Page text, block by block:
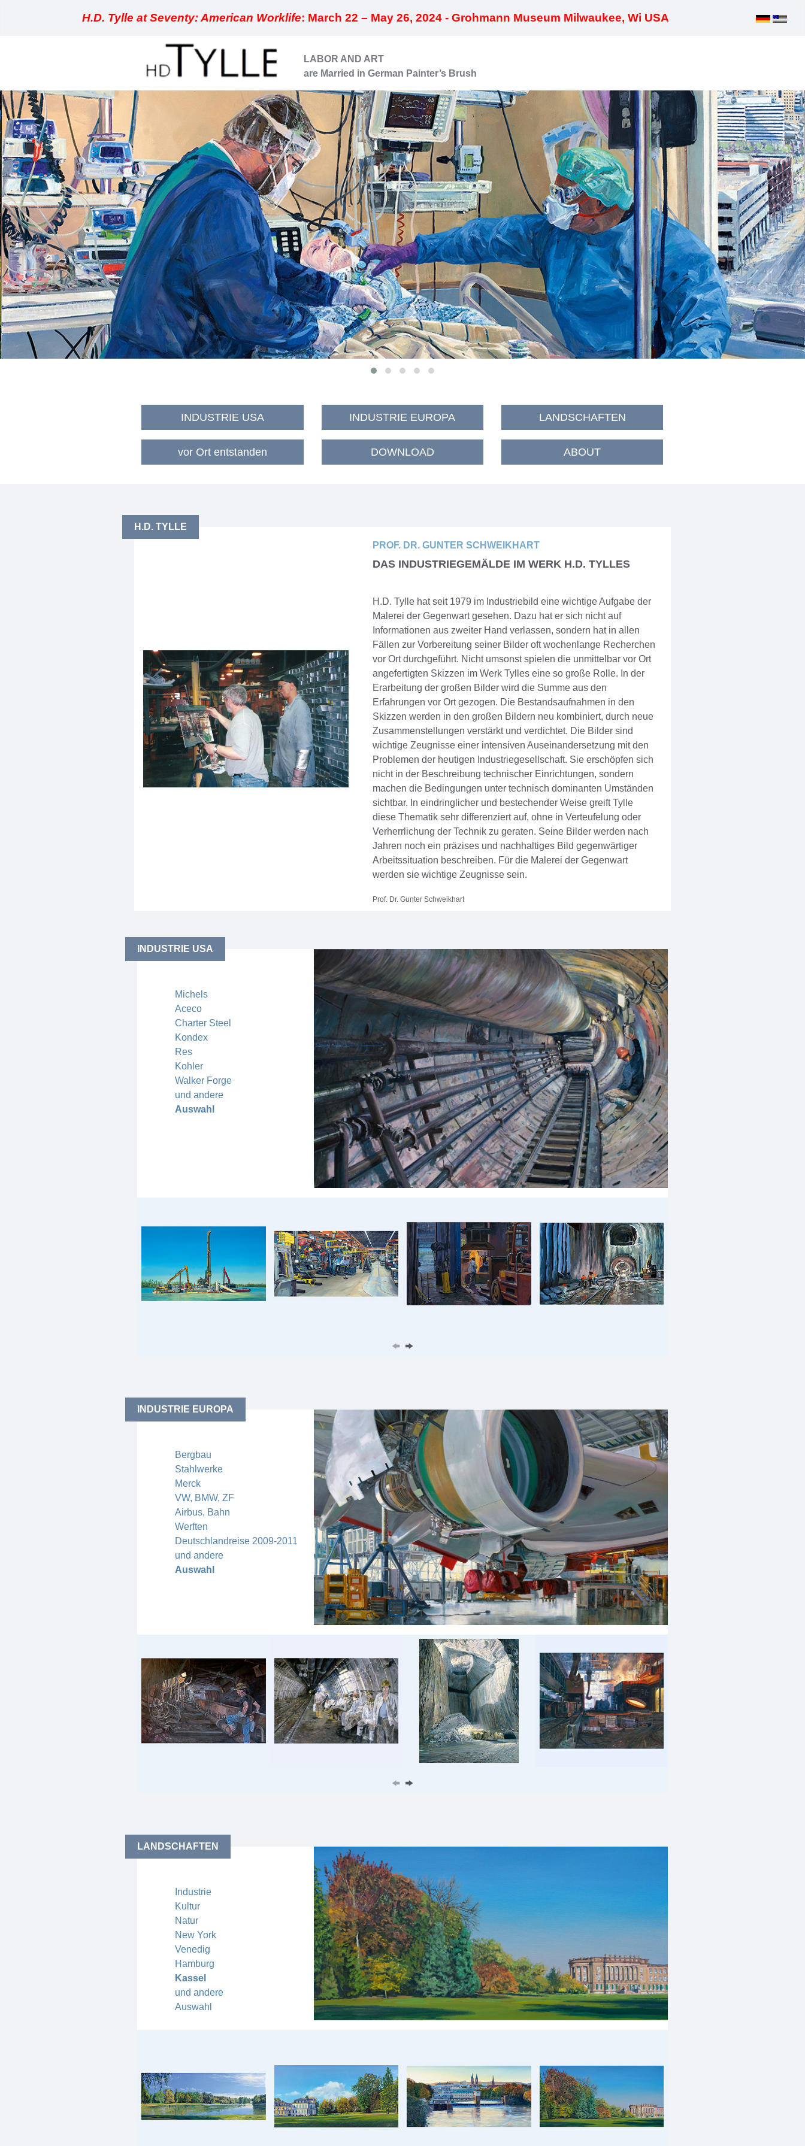
H.D. Tylle at Seventy: American Worklife: March 22 – May 26, 2024 - Grohmann Museum Milwaukee, Wi USA
LABOR AND ART
are Married in German Painter’s Brush
INDUSTRIE USA INDUSTRIE EUROPA LANDSCHAFTEN
vor Ort entstanden DOWNLOAD ABOUT
H.D. TYLLE
PROF. DR. GUNTER SCHWEIKHART
DAS INDUSTRIEGEMÄLDE IM WERK H.D. TYLLES
H.D. Tylle hat seit 1979 im Industriebild eine wichtige Aufgabe der
Malerei der Gegenwart gesehen. Dazu hat er sich nicht auf
Informationen aus zweiter Hand verlassen, sondern hat in allen
Fällen zur Vorbereitung seiner Bilder oft wochenlange Recherchen
vor Ort durchgeführt. Nicht umsonst spielen die unmittelbar vor Ort
angefertigten Skizzen im Werk Tylles eine so große Rolle. In der
Erarbeitung der großen Bilder wird die Summe aus den
Erfahrungen vor Ort gezogen. Die Bestandsaufnahmen in den
Skizzen werden in den großen Bildern neu kombiniert, durch neue
Zusammenstellungen verstärkt und verdichtet. Die Bilder sind
wichtige Zeugnisse einer intensiven Auseinandersetzung mit den
Problemen der heutigen Industriegesellschaft. Sie erschöpfen sich
nicht in der Beschreibung technischer Einrichtungen, sondern
machen die Bedingungen unter technisch dominanten Umständen
sichtbar. In eindringlicher und bestechender Weise greift Tylle
diese Thematik sehr differenziert auf, ohne in Verteufelung oder
Verherrlichung der Technik zu geraten. Seine Bilder werden nach
Jahren noch ein präzises und nachhaltiges Bild gegenwärtiger
Arbeitssituation beschreiben. Für die Malerei der Gegenwart
werden sie wichtige Zeugnisse sein.
Prof. Dr. Gunter Schweikhart
INDUSTRIE USA
Michels
Aceco
Charter Steel
Kondex
Res
Kohler
Walker Forge
und andere
Auswahl
INDUSTRIE EUROPA
Bergbau
Stahlwerke
Merck
VW, BMW, ZF
Airbus, Bahn
Werften
Deutschlandreise 2009-2011
und andere
Auswahl
LANDSCHAFTEN
Industrie
Kultur
Natur
New York
Venedig
Hamburg
Kassel
und andere
Auswahl